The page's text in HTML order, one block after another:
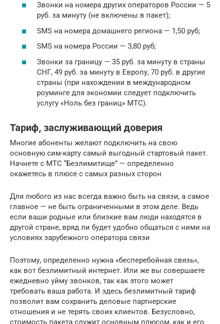
Звонки на номера других операторов России — 5
руб. за минуту (не включены в пакет);
SMS на номера домашнего региона — 1,50 руб;
SMS на номера России — 3,80 руб;
Звонки за границу — 35 руб. за минуту в страны
СНГ, 49 руб. за минуту в Европу, 70 руб. в другие
страны (при нахождении в международном
роуминге для экономии следует подключить
услугу «Ноль без границ» МТС).
Тариф, заслуживающий доверия
Многие абоненты желают подключить на свою
основную сим-карту самый выгодный стартовый пакет.
Начнете с МТС “Безлимитище” — определенно
окажетесь в плюсе с самых разных сторон
Для любого из нас всегда важно быть на связи, а самое
главное — не быть ограниченными в этом деле. Ведь
если ваши родные или близкие вам люди находятся в
другой стране, вряд ли будет удобно общаться с ними на
условиях зарубежного оператора связи
Поэтому, определенно нужна «бесперебойная связь»,
как вот безлимитный интернет. Или же вы совершаете
ежедневно уйму звонков, так как этого может
требовать ваша работа. И здесь безлимитный тариф
позволит вам сохранить деловые партнерские
отношения и не терять своих клиентов. Безусловно,
стоимость пакета служит основным плюсом, как и его